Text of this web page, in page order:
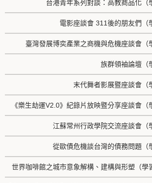
台港青年系列對談：高教商品化（
電影座談會 311後的朋友們（
臺灣發展博奕產業之商機與危機座談會（
族群領袖論壇（
末代舞者影展暨座談會（
《樂生劫運V2.0》紀錄片放映暨分享座談會（
江蘇常州行政學院交流座談會（
從歐債危機談台灣的債務問題（
世界咖啡館之城市意象解構、建構與形塑（學